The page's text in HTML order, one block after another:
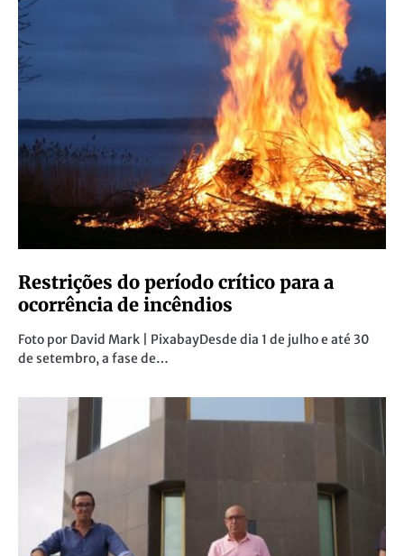
Restrições do período crítico para a
ocorrência de incêndios
Foto por David Mark | PixabayDesde dia 1 de julho e até 30
de setembro, a fase de…